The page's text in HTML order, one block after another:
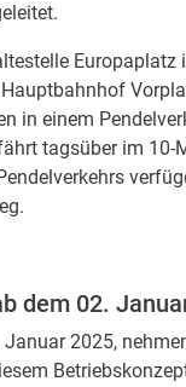
Europaplatz
in einem
tagsüber im 10-
dem 02.
2025,